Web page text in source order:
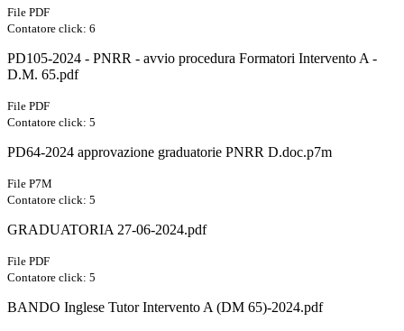
File PDF
Contatore click: 6
PD105-2024 - PNRR - avvio procedura Formatori Intervento A -
D.M. 65.pdf
File PDF
Contatore click: 5
PD64-2024 approvazione graduatorie PNRR D.doc.p7m
File P7M
Contatore click: 5
GRADUATORIA 27-06-2024.pdf
File PDF
Contatore click: 5
BANDO Inglese Tutor Intervento A (DM 65)-2024.pdf